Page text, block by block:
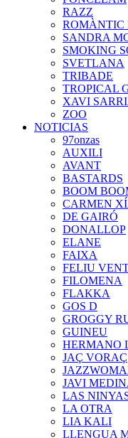
RAZZ
ROMÀNTIC
SANDRA
SMOKING
SVETLANA
TRIBADE
TROPICAL
XAVI
ZOO
NOTICIAS
97onzas
AUXILI
AVANT
BASTARDS
BOOM
CARMEN
DE GAIRÓ
DONALLOP
ELANE
FAIXA
FELIU
FILOMENA
FLAKKA
GOS D
GROGGY
GUINEU
HERMANO
JAÇ VORAÇ
JAVI
LAS
LA OTRA
LIA KALI
LLENGUA